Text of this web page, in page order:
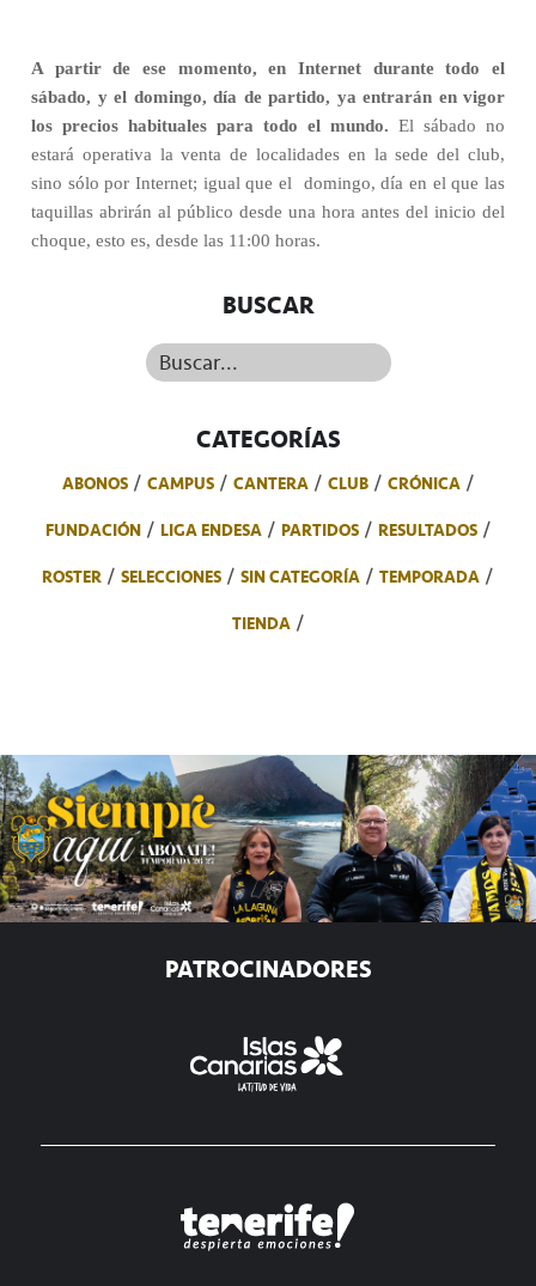
A partir de ese momento, en Internet durante todo el
sábado, y el domingo, día de partido, ya entrarán en vigor
los precios habituales para todo el mundo. El sábado no
estará operativa la venta de localidades en la sede del club,
sino sólo por Internet; igual que el
domingo, día en el que las
taquillas abrirán al público desde una hora antes del inicio del
choque, esto es, desde las 11:00 horas.
BUSCAR
Buscar...
CATEGORÍAS
ABONOS CAMPUS CANTERA CLUB
CRÓNICA
FUNDACIÓN
LIGA ENDESA PARTIDOS
RESULTADOS
ROSTER
SELECCIONES SIN CATEGORÍA
TEMPORADA
TIENDA
PATROCINADORES